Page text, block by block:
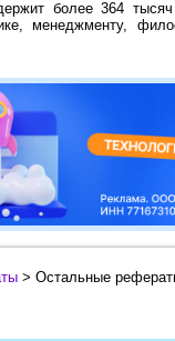
более 364
менеджменту,
> Остальные